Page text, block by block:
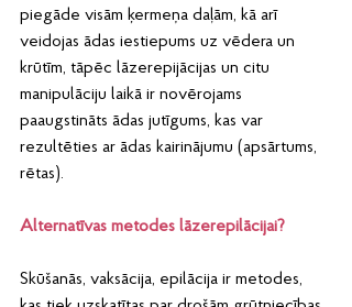
piegāde visām ķermeņa daļām, kā arī
veidojas ādas iestiepums uz vēdera un
krūtīm, tāpēc lāzerepijācijas un citu
manipulāciju laikā ir novērojams
paaugstināts ādas jutīgums, kas var
rezultēties ar ādas kairinājumu (apsārtums,
rētas).
Alternatīvas metodes lāzerepilācijai?
Skūšanās, vaksācija, epilācija ir metodes,